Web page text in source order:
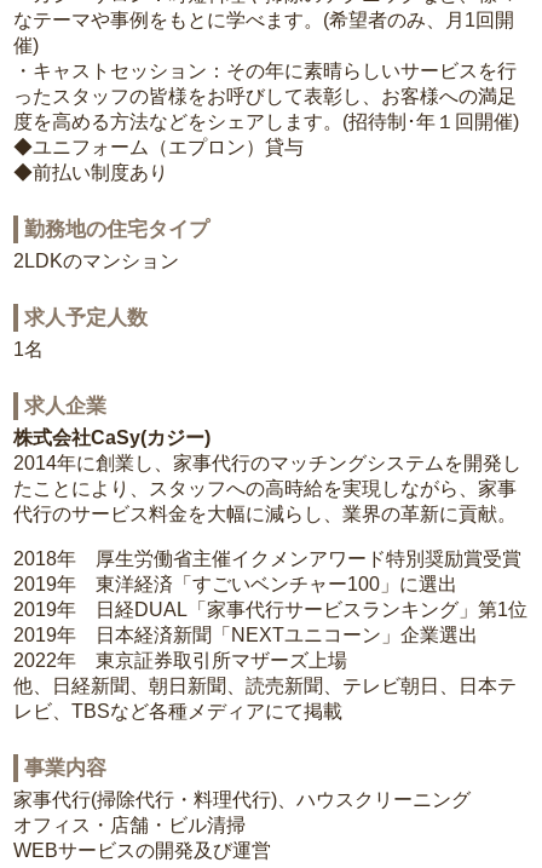
なテーマや事例をもとに学べます。(希望者のみ、月1回開
催)
・キャストセッション：その年に素晴らしいサービスを行
ったスタッフの皆様をお呼びして表彰し、お客様への満足
度を高める方法などをシェアします。(招待制･年１回開催)
◆ユニフォーム（エプロン）貸与
◆前払い制度あり
勤務地の住宅タイプ
2LDKのマンション
求人予定人数
1名
求人企業
株式会社CaSy(カジー)
2014年に創業し、家事代行のマッチングシステムを開発し
たことにより、スタッフへの高時給を実現しながら、家事
代行のサービス料金を大幅に減らし、業界の革新に貢献。
2018年 厚生労働省主催イクメンアワード特別奨励賞受賞
2019年 東洋経済「すごいベンチャー100」に選出
2019年 日経DUAL「家事代行サービスランキング」第1位
2019年 日本経済新聞「NEXTユニコーン」企業選出
2022年 東京証券取引所マザーズ上場
他、日経新聞、朝日新聞、読売新聞、テレビ朝日、日本テ
レビ、TBSなど各種メディアにて掲載
事業内容
家事代行(掃除代行・料理代行)、ハウスクリーニング
オフィス・店舗・ビル清掃
WEBサービスの開発及び運営